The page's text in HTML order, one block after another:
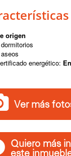
origen
energético:
Ver más
Quiero más